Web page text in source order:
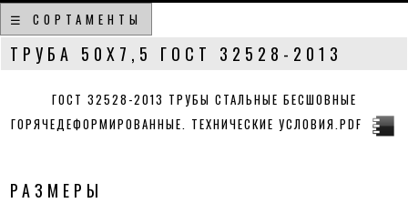
☰ СОРТАМЕНТЫ
ТРУБА 50Х7,5 ГОСТ 32528-2013
ГОСТ 32528-2013 ТРУБЫ СТАЛЬНЫЕ БЕСШОВНЫЕ
ГОРЯЧЕДЕФОРМИРОВАННЫЕ. ТЕХНИЧЕСКИЕ УСЛОВИЯ.PDF
РАЗМЕРЫ